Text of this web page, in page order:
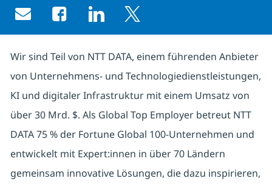
Share via email
Share via Facebook
Share via LinkedIn
Share via twitter
Wir sind Teil von NTT DATA, einem führenden Anbieter
von Unternehmens- und Technologiedienstleistungen,
KI und digitaler Infrastruktur mit einem Umsatz von
über 30 Mrd. $. Als Global Top Employer betreut NTT
DATA 75 % der Fortune Global 100-Unternehmen und
entwickelt mit Expert:innen in über 70 Ländern
gemeinsam innovative Lösungen, die dazu inspirieren,